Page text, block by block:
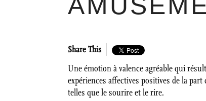
Share This
Une émotion à valence agréable qui
expériences affectives positives de la
telles que le sourire et le rire.